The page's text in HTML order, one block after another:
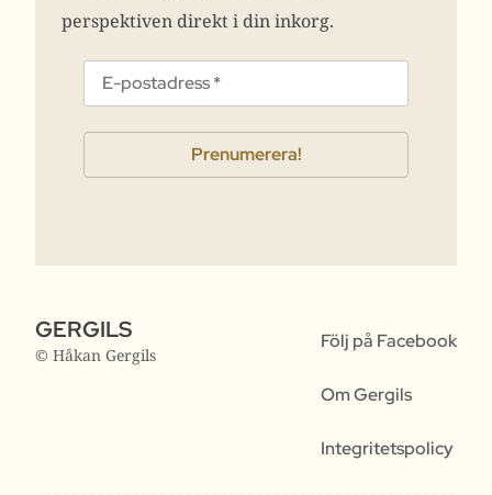
perspektiven direkt i din inkorg.
GERGILS
© Håkan Gergils
Följ på Facebook
Om Gergils
Integritetspolicy